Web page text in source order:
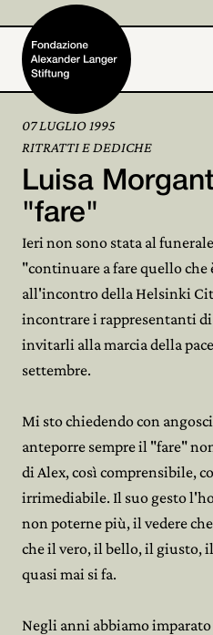
Home
Fondazione
Attività e progetti
Alexander Langer
Archivio
Partecipa
07 LUGLIO 1995
RITRATTI E DEDICHE
Luisa
"fare"
Ieri non sono stata al
"continuare a fare quello che
all'incontro della Helsinki
incontrare i rappresentanti
invitarli alla marcia della
settembre.
Mi sto chiedendo con
anteporre sempre il "fare"
di Alex, così comprensibile,
irrimediabile. Il suo gesto
non poterne più, il vedere
che il vero, il bello, il giusto,
quasi mai si fa.
Negli anni abbiamo imparato